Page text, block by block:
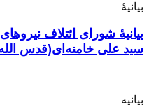
بیانیهٔ
بیانیهٔ شورای ائتلاف
سید علی خامنه‌ای(قدس
بیانیه‌